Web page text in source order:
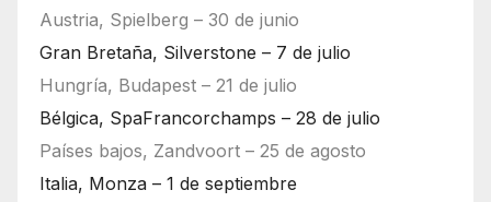
Austria, Spielberg – 30 de junio
Gran Bretaña, Silverstone – 7 de julio
Hungría, Budapest – 21 de julio
Bélgica, SpaFrancorchamps – 28 de julio
Países bajos, Zandvoort – 25 de agosto
Italia, Monza – 1 de septiembre